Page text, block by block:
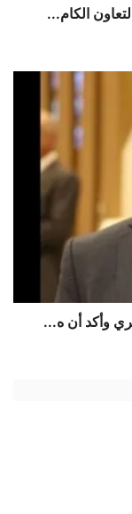
الكام...
وأكد أن ه...